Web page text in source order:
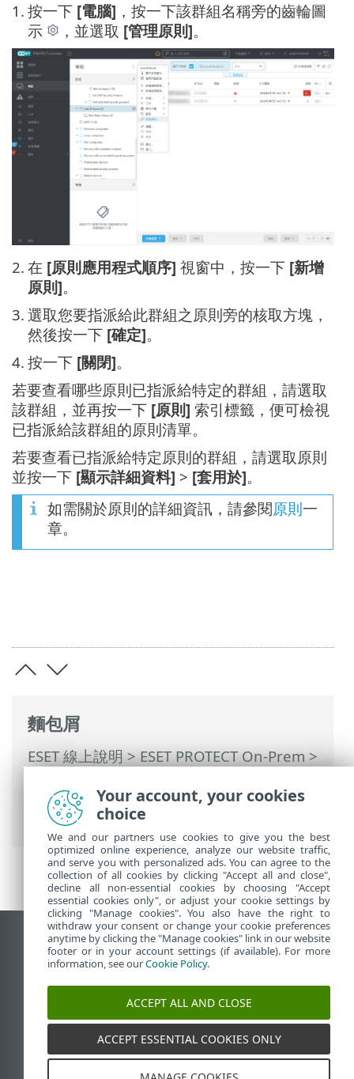
麵包屑
ESET 線上說明>ESET PROTECT On-Prem>
PROTECT On-Prem 主功能表>原則> 將原
則指派至群組
1. 按一下 [電腦] ，按一下該群組名稱旁的齒輪圖
示
，並選取 [管理原則]。
2. 在 [原則應用程式順序] 視窗中，按一下 [新增
原則]。
3. 選取您要指派給此群組之原則旁的核取方塊，
然後按一下 [確定]。
4. 按一下 [關閉]。
若要查看哪些原則已指派給特定的群組，請選取
該群組，並再按一下 [原則] 索引標籤，便可檢視
已指派給該群組的原則清單。
若要查看已指派給特定原則的群組，請選取原則
並按一下 [顯示詳細資料] > [套用於]。
如需關於原則的詳細資訊，請參閱原則一
章。
檢視桌面網站
End of Life
ESET 知識庫
ESET Status Portal
地區設定
Your account, your cookies
choice
We and our partners use cookies to give you the best
optimized online experience, analyze our website traffic,
and serve you with personalized ads. You can agree to the
collection of all cookies by clicking "Accept all and close",
decline all non-essential cookies by choosing "Accept
essential cookies only", or adjust your cookie settings by
clicking "Manage cookies". You also have the right to
withdraw your consent or change your cookie preferences
anytime by clicking the "Manage cookies" link in our website
footer or in your account settings (if available). For more
information, see ourCookie Policy.
ACCEPT ALL AND CLOSE
ACCEPT ESSENTIAL COOKIES ONLY